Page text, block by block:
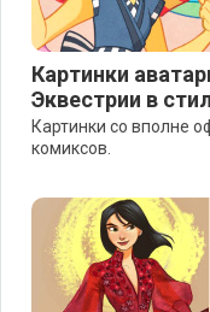
Картинки
Эквестрии в
Картинки со вполне
комиксов.